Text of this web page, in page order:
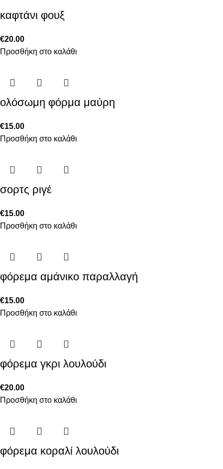
καφτάνι φουξ
€20.00
Προσθήκη στο καλάθι
ολόσωμη φόρμα μαύρη
€15.00
Προσθήκη στο καλάθι
σορτς ριγέ
€15.00
Προσθήκη στο καλάθι
φόρεμα αμάνικο παραλλαγή
€15.00
Προσθήκη στο καλάθι
φόρεμα γκρι λουλούδι
€20.00
Προσθήκη στο καλάθι
φόρεμα κοραλί λουλούδι